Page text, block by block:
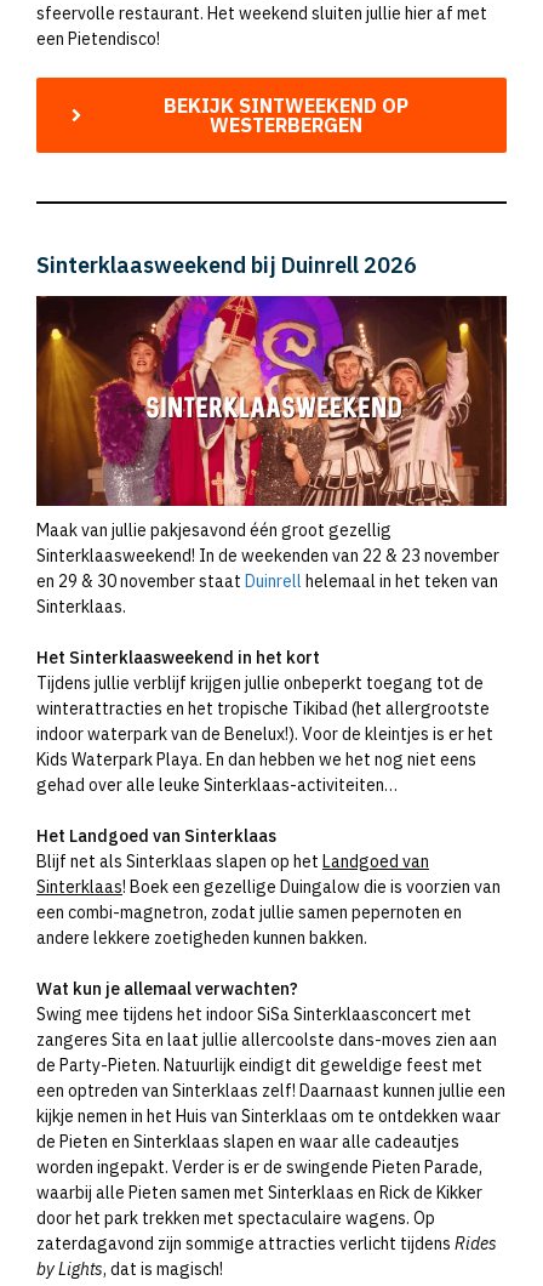
sfeervolle restaurant. Het weekend sluiten jullie hier af met
een Pietendisco!
BEKIJK SINTWEEKEND OP
WESTERBERGEN
Sinterklaasweekend bij Duinrell 2026
Maak van jullie pakjesavond één groot gezellig
Sinterklaasweekend! In de weekenden van 22 & 23 november
en 29 & 30 november staat Duinrell helemaal in het teken van
Sinterklaas.
Het Sinterklaasweekend in het kort
Tijdens jullie verblijf krijgen jullie onbeperkt toegang tot de
winterattracties en het tropische Tikibad (het allergrootste
indoor waterpark van de Benelux!). Voor de kleintjes is er het
Kids Waterpark Playa. En dan hebben we het nog niet eens
gehad over alle leuke Sinterklaas-activiteiten…
Het Landgoed van Sinterklaas
Blijf net als Sinterklaas slapen op het Landgoed van
Sinterklaas! Boek een gezellige Duingalow die is voorzien van
een combi-magnetron, zodat jullie samen pepernoten en
andere lekkere zoetigheden kunnen bakken.
Wat kun je allemaal verwachten?
Swing mee tijdens het indoor SiSa Sinterklaasconcert met
zangeres Sita en laat jullie allercoolste dans-moves zien aan
de Party-Pieten. Natuurlijk eindigt dit geweldige feest met
een optreden van Sinterklaas zelf! Daarnaast kunnen jullie een
kijkje nemen in het Huis van Sinterklaas om te ontdekken waar
de Pieten en Sinterklaas slapen en waar alle cadeautjes
worden ingepakt. Verder is er de swingende Pieten Parade,
waarbij alle Pieten samen met Sinterklaas en Rick de Kikker
door het park trekken met spectaculaire wagens. Op
zaterdagavond zijn sommige attracties verlicht tijdens Rides
by Lights, dat is magisch!